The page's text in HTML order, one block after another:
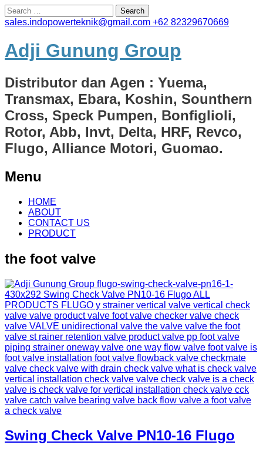
Search
for:
sales.indopowerteknik@gmail.com +62 82329670669
Adji Gunung Group
Distributor dan Agen : Yuema,
Transmax, Ebara, Koshin, Sounthern
Cross, Speck Pumpen, Bonfiglioli,
Rotor, Abb, Invt, Delta, HRF, Revco,
Flugo, Alliance Motori, Guomao.
Menu
Skip
content
HOME
ABOUT
CONTACT US
PRODUCT
the foot valve
Swing Check Valve PN10-16 Flugo